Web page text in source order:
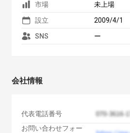
市場 未上場
設立 2009/4/1
SNS ー
会社情報
代表電話番号
お問い合わせフォー